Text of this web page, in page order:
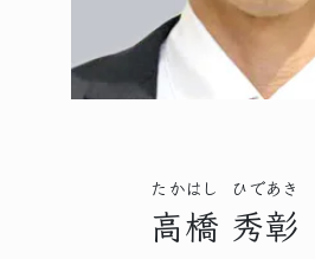
高橋
たかはし
秀彰
ひであき